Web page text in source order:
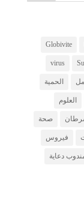
Globivite
virus
الحمية
العلوم
صحة
فيروس
دعاية